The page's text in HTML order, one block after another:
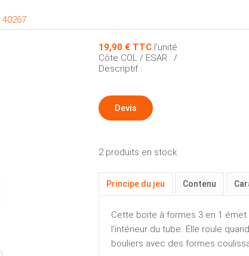
40267
19,90 €
l'unité
Côte COL / ESAR : /
Descriptif :
Devis
2 produits en stock
Principe du jeu Contenu
Cette boite à formes 3 en 1
l'intérieur du tube. Elle roule
bouliers avec des formes